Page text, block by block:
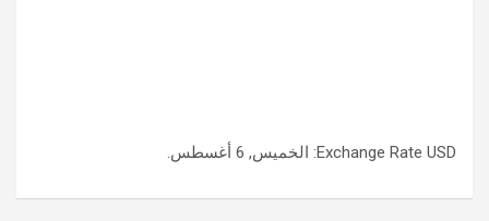
Exchange Rate USD : الخميس, 6 أغسطس.